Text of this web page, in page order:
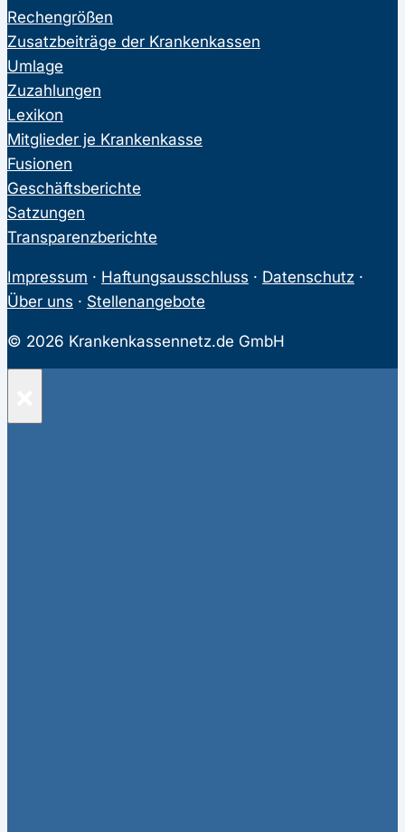
Rechengrößen
Zusatzbeiträge der Krankenkassen
Umlage
Zuzahlungen
Lexikon
Mitglieder je Krankenkasse
Fusionen
Geschäftsberichte
Satzungen
Transparenzberichte
Impressum · Haftungsausschluss · Datenschutz ·
Über uns · Stellenangebote
© 2026 Krankenkassennetz.de GmbH